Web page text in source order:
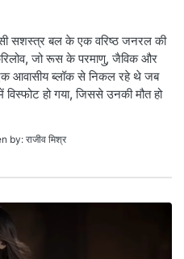
सशस्त्र बल के एक वरिष्ठ जनरल की
जो रूस के परमाणु, जैविक और
आवासीय ब्लॉक से निकल रहे थे जब
हो गया, जिससे उनकी मौत हो
by: राजीव मिश्र